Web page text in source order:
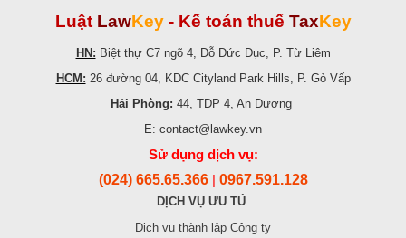
Luật LawKey - Kế toán thuế TaxKey
HN: Biệt thự C7 ngõ 4, Đỗ Đức Dục, P. Từ Liêm
HCM: 26 đường 04, KDC Cityland Park Hills, P. Gò Vấp
Hải Phòng: 44, TDP 4, An Dương
E: contact@lawkey.vn
Sử dụng dịch vụ:
(024) 665.65.366 0967.591.128
DỊCH VỤ ƯU TÚ
Dịch vụ thành lập Công ty